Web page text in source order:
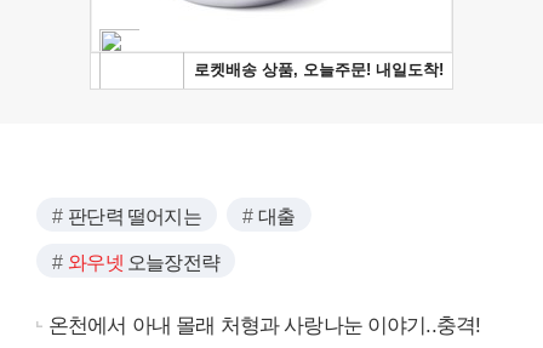
판단력 떨어지는 대출
와우넷 오늘장전략
온천에서 아내 몰래 처형과 사랑나눈 이야기..충격!